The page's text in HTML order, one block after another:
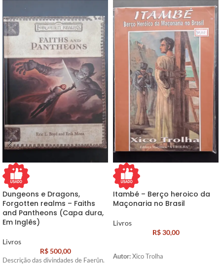
Dungeons e Dragons,
Forgotten realms – Faiths
and Pantheons (Capa dura,
Em Inglês)
Livros
R$500,00
Descrição das divindades de Faerûn.
Itambé – Berço heroico da
Maçonaria no Brasil
Livros
R$30,00
Autor: Xico Trolha